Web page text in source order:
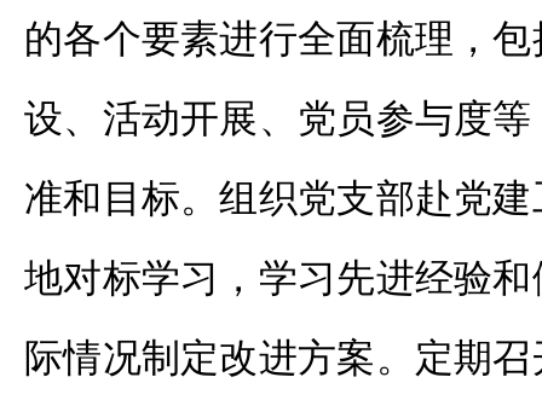
的各个要素进行全面梳理，
设、活动开展、党员参与度
准和目标。组织党支部赴党
地对标学习，学习先进经验
际情况制定改进方案。定期